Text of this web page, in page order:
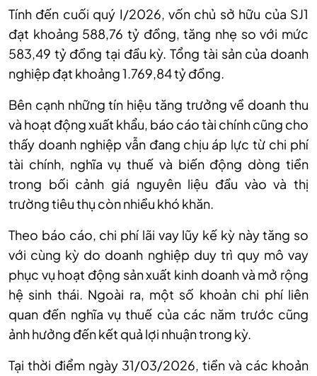
Tính đến cuối quý I/2026, vốn chủ sở hữu của SJ1
đạt khoảng 588,76 tỷ đồng, tăng nhẹ so với mức
583,49 tỷ đồng tại đầu kỳ. Tổng tài sản của doanh
nghiệp đạt khoảng 1.769,84 tỷ đồng.
Bên cạnh những tín hiệu tăng trưởng về doanh thu
và hoạt động xuất khẩu, báo cáo tài chính cũng cho
thấy doanh nghiệp vẫn đang chịu áp lực từ chi phí
tài chính, nghĩa vụ thuế và biến động dòng tiền
trong bối cảnh giá nguyên liệu đầu vào và thị
trường tiêu thụ còn nhiều khó khăn.
Theo báo cáo, chi phí lãi vay lũy kế kỳ này tăng so
với cùng kỳ do doanh nghiệp duy trì quy mô vay
phục vụ hoạt động sản xuất kinh doanh và mở rộng
hệ sinh thái. Ngoài ra, một số khoản chi phí liên
quan đến nghĩa vụ thuế của các năm trước cũng
ảnh hưởng đến kết quả lợi nhuận trong kỳ.
Tại thời điểm ngày 31/03/2026, tiền và các khoản